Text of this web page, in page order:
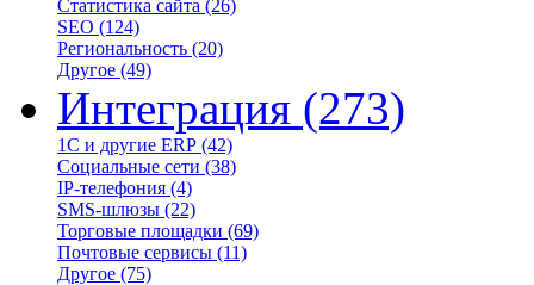
Статистика сайта (26)
SEO (124)
Региональность (20)
Другое (49)
Интеграция (273)
1С и другие ERP (42)
Социальные сети (38)
IP-телефония (4)
SMS-шлюзы (22)
Торговые площадки (69)
Почтовые сервисы (11)
Другое (75)